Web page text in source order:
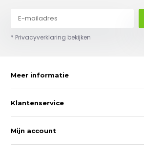
* Privacyverklaring bekijken
Meer informatie
Klantenservice
Mijn account